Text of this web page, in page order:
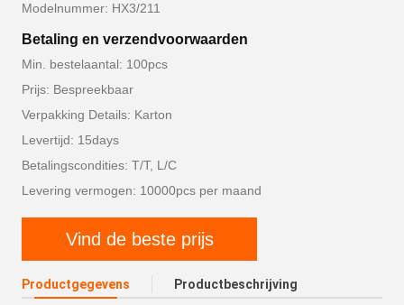
Modelnummer: HX3/211
Betaling en verzendvoorwaarden
Min. bestelaantal: 100pcs
Prijs: Bespreekbaar
Verpakking Details: Karton
Levertijd: 15days
Betalingscondities: T/T, L/C
Levering vermogen: 10000pcs per maand
Vind de beste prijs
Productgegevens Productbeschrijving